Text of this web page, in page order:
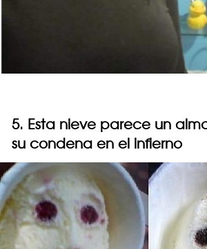
5. Esta nieve parece un
su condena en el infierno